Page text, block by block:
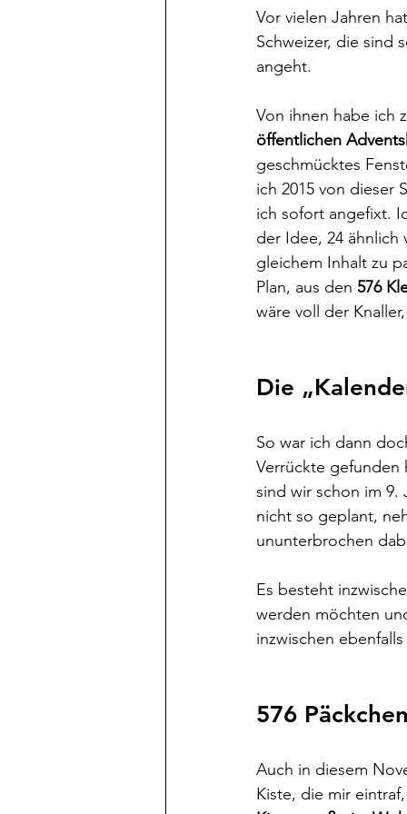
Vor vielen Jahren
Schweizer, die sind
angeht.
Von ihnen habe ich
öffentlichen
geschmücktes
ich 2015 von dieser
ich sofort angefixt.
der Idee, 24
gleichem Inhalt zu
Plan, aus den 576
wäre voll der
Die
So war ich dann
Verrückte gefunden
sind wir schon im 9.
nicht so geplant,
ununterbrochen
Es besteht
werden möchten
inzwischen
576
Auch in diesem
Kiste, die mir